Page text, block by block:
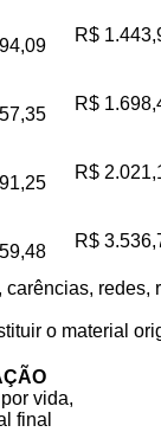
R$
R$
R$
R$
o material
vida,
final